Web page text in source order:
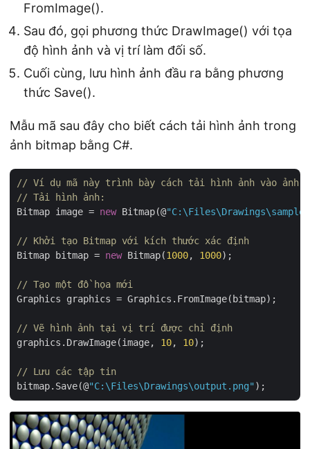
FromImage().
Sau đó, gọi phương thức DrawImage() với tọa
độ hình ảnh và vị trí làm đối số.
Cuối cùng, lưu hình ảnh đầu ra bằng phương
thức Save().
Mẫu mã sau đây cho biết cách tải hình ảnh trong
ảnh bitmap bằng C#.
// Ví dụ mã này trình bày cách tải hình ảnh vào ảnh
// Tải hình ảnh:
Bitmap image = new Bitmap(@
// Khởi tạo Bitmap với kích thước xác định
Bitmap bitmap = new Bitmap(1000, 1000);
// Tạo một đồ họa mới
Graphics graphics = Graphics.FromImage(bitmap);
// Vẽ hình ảnh tại vị trí được chỉ định
graphics.DrawImage(image, 10, 10);
// Lưu các tập tin
bitmap.Save(@"C:\Files\Drawings\output.png"